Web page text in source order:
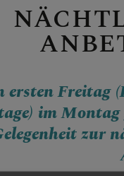
ersten Freitag
im Montag
zur